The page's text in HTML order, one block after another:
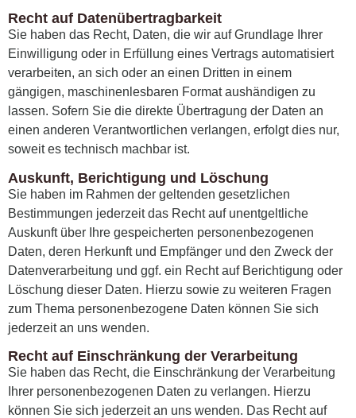
Recht auf Datenübertragbarkeit
Sie haben das Recht, Daten, die wir auf Grundlage Ihrer
Einwilligung oder in Erfüllung eines Vertrags automatisiert
verarbeiten, an sich oder an einen Dritten in einem
gängigen, maschinenlesbaren Format aushändigen zu
lassen. Sofern Sie die direkte Übertragung der Daten an
einen anderen Verantwortlichen verlangen, erfolgt dies nur,
soweit es technisch machbar ist.
Auskunft, Berichtigung und Löschung
Sie haben im Rahmen der geltenden gesetzlichen
Bestimmungen jederzeit das Recht auf unentgeltliche
Auskunft über Ihre gespeicherten personenbezogenen
Daten, deren Herkunft und Empfänger und den Zweck der
Datenverarbeitung und ggf. ein Recht auf Berichtigung oder
Löschung dieser Daten. Hierzu sowie zu weiteren Fragen
zum Thema personenbezogene Daten können Sie sich
jederzeit an uns wenden.
Recht auf Einschränkung der Verarbeitung
Sie haben das Recht, die Einschränkung der Verarbeitung
Ihrer personenbezogenen Daten zu verlangen. Hierzu
können Sie sich jederzeit an uns wenden. Das Recht auf